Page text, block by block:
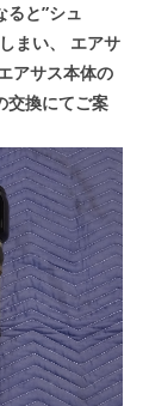
ると”シュ
まい、
エアサ
アサス本体の
交換にてご案